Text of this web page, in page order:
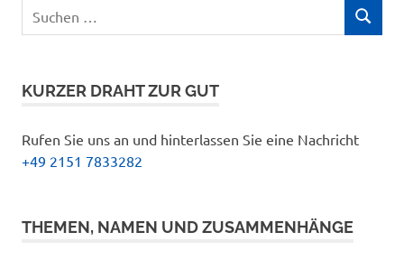
nach:
SUCHEN
KURZER DRAHT ZUR GUT
Rufen Sie uns an und hinterlassen Sie eine Nachricht
+49 2151 7833282
THEMEN, NAMEN UND ZUSAMMENHÄNGE